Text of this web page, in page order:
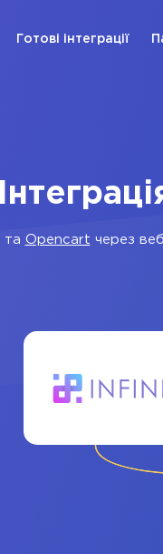
Готові інтеграції
та Opencart через